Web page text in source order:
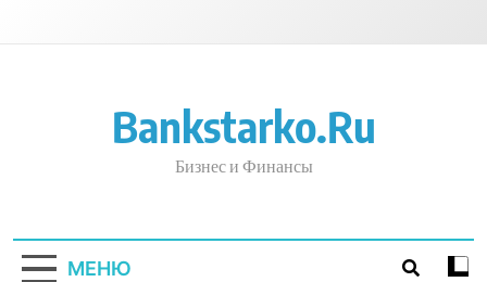
Bankstarko.ru
Бизнес и Финансы
МЕНЮ